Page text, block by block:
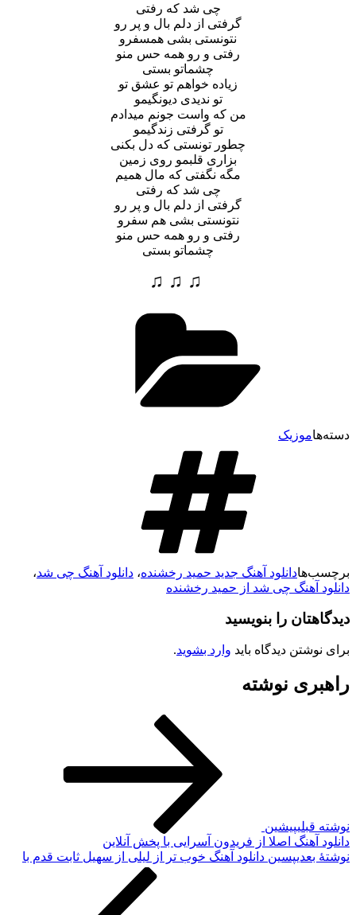
چی شد که رفتی
گرفتی از دلم بال و پر رو
نتونستی بشی همسفرو
رفتی و رو همه حس منو
چشماتو بستی
زیاده خواهم تو‌ عشق تو
تو ندیدی دیونگیمو
من که واست جونم میدادم
تو گرفتی زندگیمو
چطور تونستی که دل بکنی
بزاری قلبمو روی زمین
مگه نگفتی که مال همیم
چی شد که رفتی
گرفتی از دلم بال و پر رو
نتونستی بشی هم سفرو
رفتی و رو همه حس منو
چشماتو بستی
♫ ♫ ♫
موزیک
دانلود آهنگ جدید حمید رخشنده،دانلود آهنگ چی شد،
آهنگ چی شد از حمید رخشنده
را بنویسید
نوشتن دیدگاه بایدوارد بشوید.
نوشته
قبلیپیشین
آهنگ اصلا از فریدون آسرایی با پخش آنلاین
بعدیپسین دانلود آهنگ خوب تر از لیلی از سهیل ثابت قدم با